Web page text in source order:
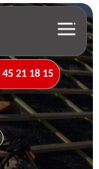
45 21 18 15